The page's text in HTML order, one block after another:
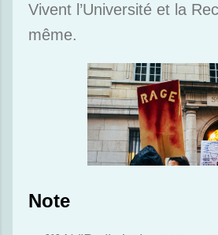
Vivent l’Université et la
même.
Note